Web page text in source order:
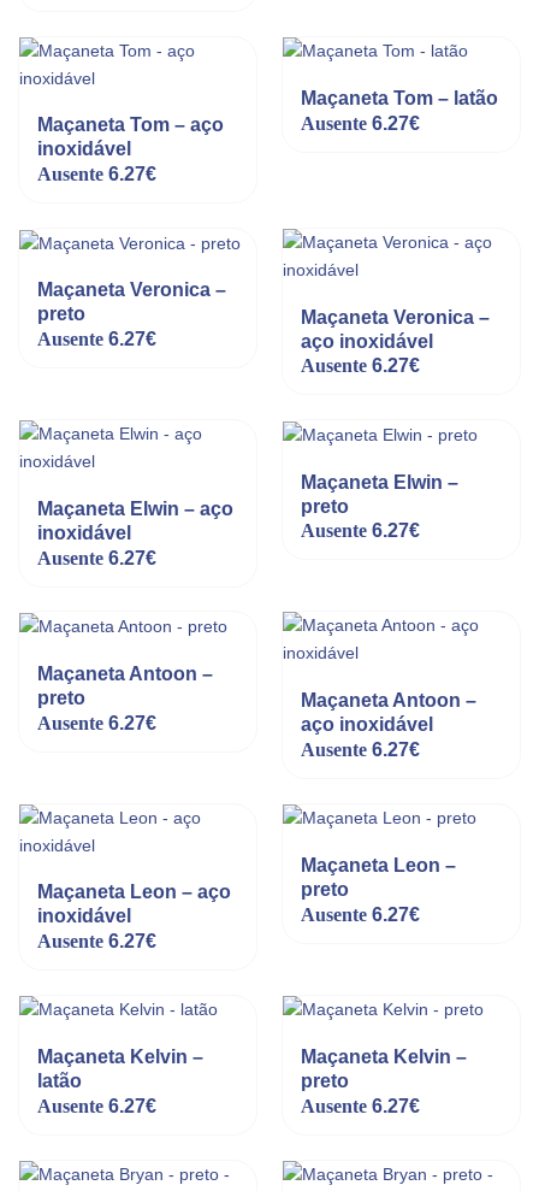
Maçaneta Tom – aço
inoxidável
Ausente 6.27€
Maçaneta Tom – latão
Ausente 6.27€
Maçaneta Veronica –
preto
Ausente 6.27€
Maçaneta Veronica –
aço inoxidável
Ausente 6.27€
Maçaneta Elwin – aço
inoxidável
Ausente 6.27€
Maçaneta Elwin –
preto
Ausente 6.27€
Maçaneta Antoon –
preto
Ausente 6.27€
Maçaneta Antoon –
aço inoxidável
Ausente 6.27€
Maçaneta Leon – aço
inoxidável
Ausente 6.27€
Maçaneta Leon –
preto
Ausente 6.27€
Maçaneta Kelvin –
latão
Ausente 6.27€
Maçaneta Kelvin –
preto
Ausente 6.27€